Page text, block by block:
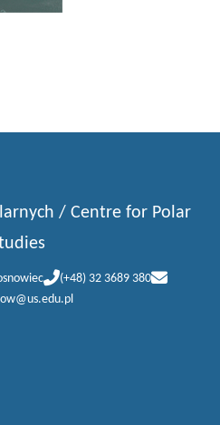
/ Centre for Polar
(+48) 32 3689 380